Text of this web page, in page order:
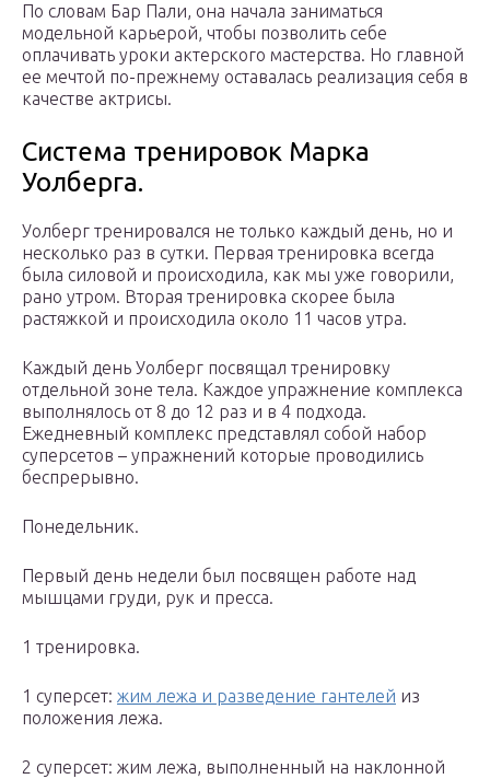
По словам Бар Пали, она начала заниматься
модельной карьерой, чтобы позволить себе
оплачивать уроки актерского мастерства. Но главной
ее мечтой по-прежнему оставалась реализация себя в
качестве актрисы.
Система тренировок Марка
Уолберга.
Уолберг тренировался не только каждый день, но и
несколько раз в сутки. Первая тренировка всегда
была силовой и происходила, как мы уже говорили,
рано утром. Вторая тренировка скорее была
растяжкой и происходила около 11 часов утра.
Каждый день Уолберг посвящал тренировку
отдельной зоне тела. Каждое упражнение комплекса
выполнялось от 8 до 12 раз и в 4 подхода.
Ежедневный комплекс представлял собой набор
суперсетов – упражнений которые проводились
беспрерывно.
Понедельник.
Первый день недели был посвящен работе над
мышцами груди, рук и пресса.
1 тренировка.
1 суперсет: жим лежа и разведение гантелей из
положения лежа.
2 суперсет: жим лежа, выполненный на наклонной